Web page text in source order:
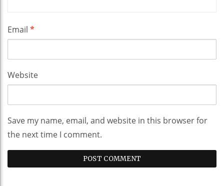
Email *
Website
Save my name, email, and website in this browser for
the next time I comment.